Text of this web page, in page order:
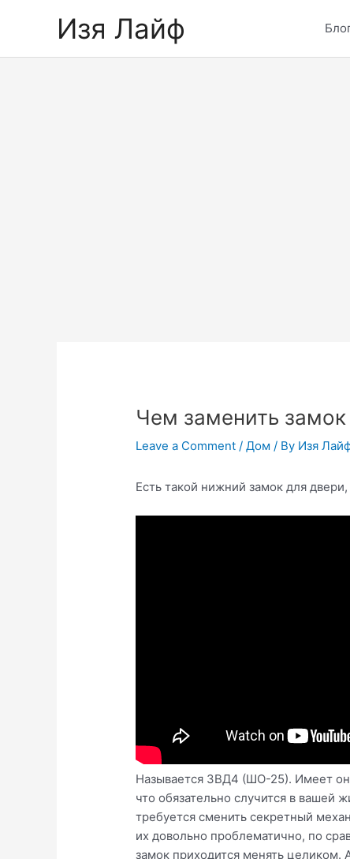
Изя Лайф
Чем заменить замок
Leave a Comment /Дом / By Изя
Есть такой нижний замок для
Называется ЗВД4 (ШО-25). Имеет он
что обязательно случится в вашей
требуется сменить секретный
их довольно проблематично, по
замок приходится менять целиком.